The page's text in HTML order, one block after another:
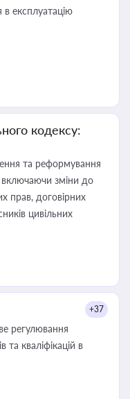
в експлуатацію
кодексу:
та реформування
включаючи зміни до
прав, договірних
цивільних
+37
регулювання
та кваліфікацій в